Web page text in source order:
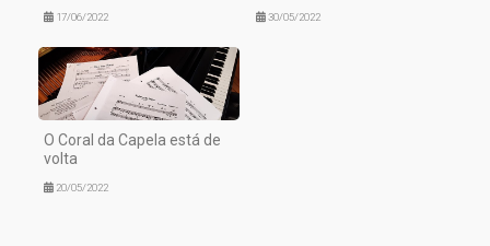
17/06/2022 30/05/2022
O Coral da Capela está de
volta
20/05/2022